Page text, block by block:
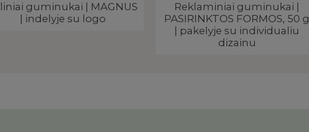
guminukai | MAGNUS
| indelyje su logo
Reklaminiai guminukai |
PASIRINKTOS FORMOS, 50 g
| pakelyje su individualiu
dizainu